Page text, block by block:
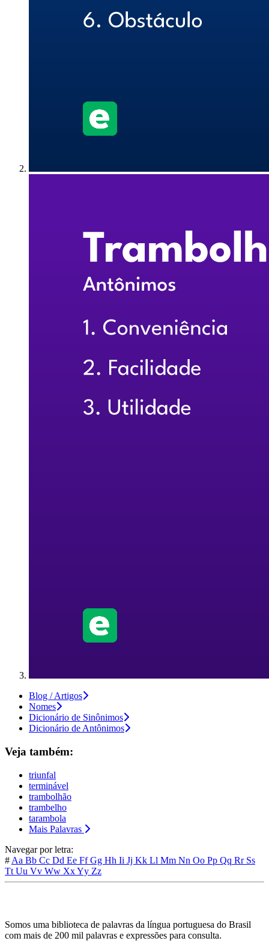
Blog / Artigos
Nomes
Dicionário de Sinônimos
Dicionário de Antônimos
Veja também:
triunfal
terminável
trambolhão
trambelho
tarambola
Mais Palavras
Navegar por letra:
# Aa Bb Cc Dd Ee FfGg Hh Ii Jj Kk Ll Mm Nn Oo Pp Qq Rr Ss
Tt Uu Vv Ww XxYy Zz
Somos uma biblioteca de palavras da língua portuguesa do Brasil
com mais de 200 mil palavras e expressões para consulta.